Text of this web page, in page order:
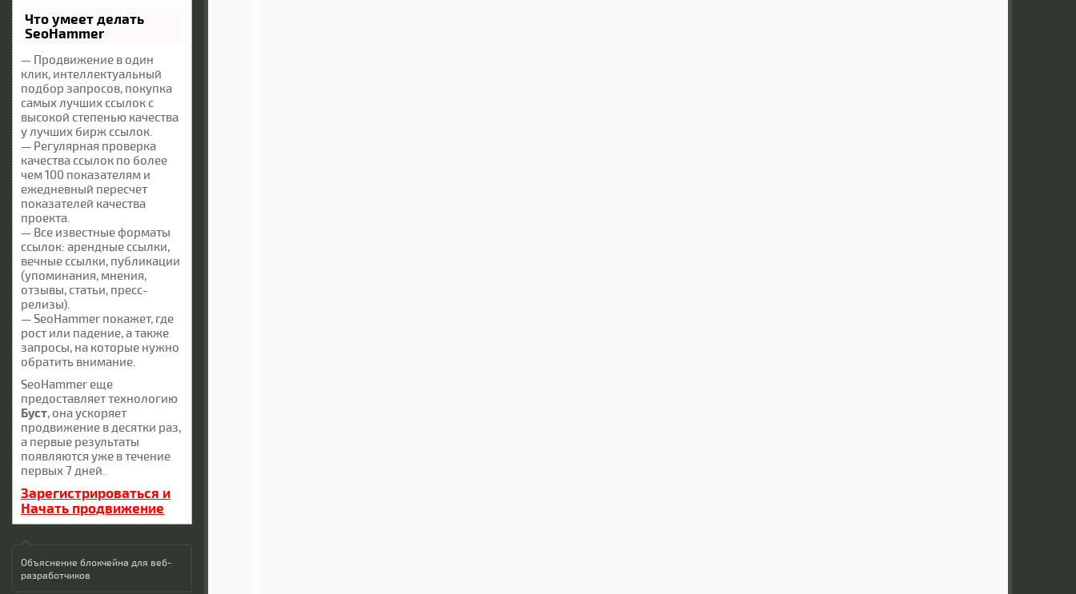
Что умеет делать
SeoHammer
— Продвижение в один
клик, интеллектуальный
подбор запросов, покупка
самых лучших ссылок с
высокой степенью качества
у лучших бирж ссылок.
— Регулярная проверка
качества ссылок по более
чем 100 показателям и
ежедневный пересчет
показателей качества
проекта.
— Все известные форматы
ссылок: арендные ссылки,
вечные ссылки, публикации
(упоминания, мнения,
отзывы, статьи, пресс-
релизы).
— SeoHammer покажет, где
рост или падение, а также
запросы, на которые нужно
обратить внимание.
SeoHammer еще
предоставляет технологию
Буст, она ускоряет
продвижение в десятки раз,
а первые результаты
появляются уже в течение
первых 7 дней.
Зарегистрироваться и
Начать продвижение
Объяснение блокчейна для веб-
разработчиков